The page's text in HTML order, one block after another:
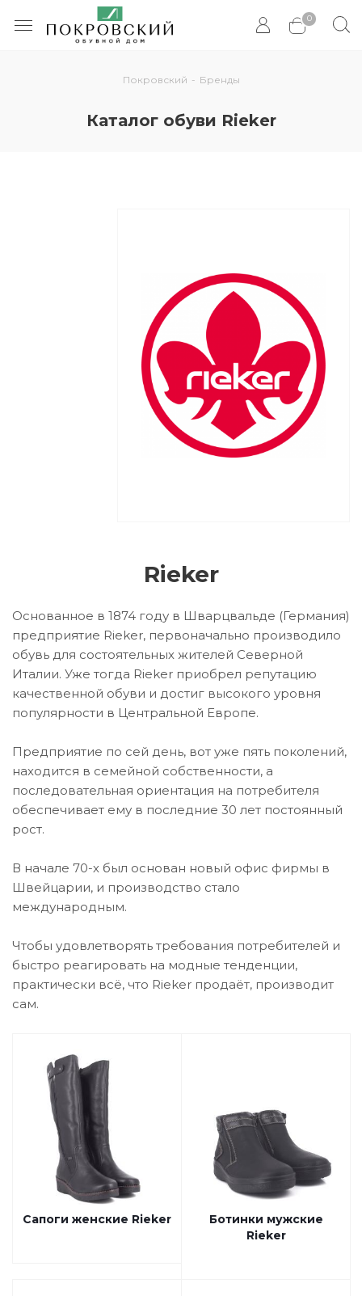
0
Покровский - Бренды
Каталог обуви Rieker
Rieker
Основанное в 1874 году в Шварцвальде (Германия)
предприятие Rieker, первоначально производило
обувь для состоятельных жителей Северной
Италии. Уже тогда Rieker приобрел репутацию
качественной обуви и достиг высокого уровня
популярности в Центральной Европе.
Предприятие по сей день, вот уже пять поколений,
находится в семейной собственности, а
последовательная ориентация на потребителя
обеспечивает ему в последние 30 лет постоянный
рост.
В начале 70-х был основан новый офис фирмы в
Швейцарии, и производство стало
международным.
Чтобы удовлетворять требования потребителей и
быстро реагировать на модные тенденции,
практически всё, что Rieker продаёт, производит
сам.
Сапоги женские Rieker
Ботинки мужские
Rieker